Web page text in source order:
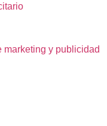
y publicidad